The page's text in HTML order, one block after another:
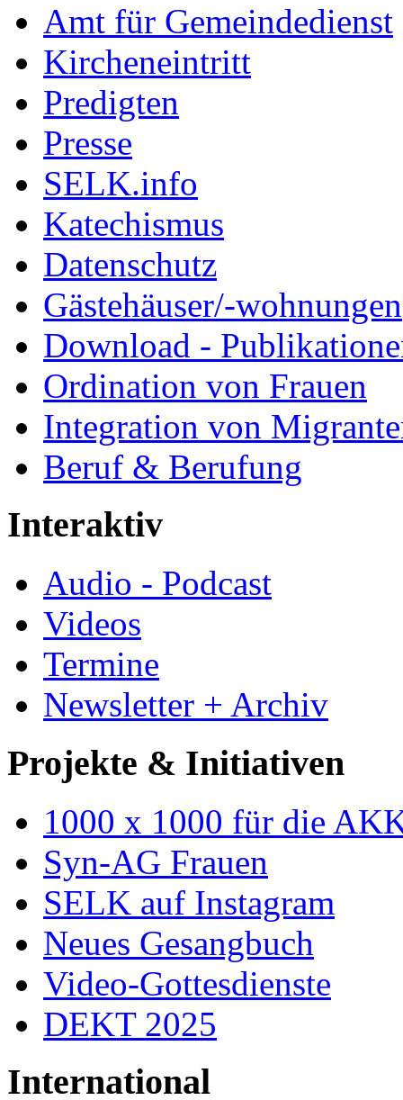
Amt für Gemeindedienst
Kircheneintritt
Predigten
Presse
SELK.info
Katechismus
Datenschutz
Gästehäuser/-wohnungen
Download -
Ordination von Frauen
Integration von
Beruf & Berufung
Interaktiv
Audio - Podcast
Videos
Termine
Newsletter + Archiv
Projekte & Initiativen
1000 x 1000 für die
Syn-AG Frauen
SELK auf Instagram
Neues Gesangbuch
Video-Gottesdienste
DEKT 2025
International